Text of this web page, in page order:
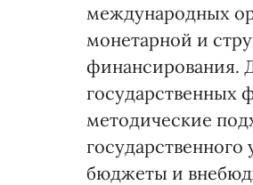
международных
монетарной и
финансирования.
государственных
методические
бюджеты и